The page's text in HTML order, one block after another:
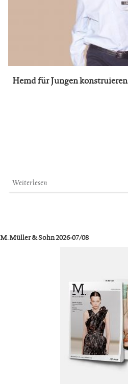
Hemd für Jungen konstruieren
Weiterlesen
M. Müller & Sohn 2026-07/08